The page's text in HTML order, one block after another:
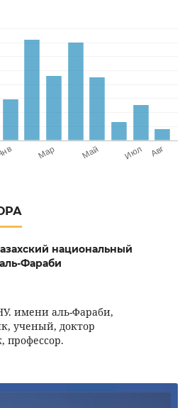
национальный
Фараби
имени аль-Фараби,
ученый, доктор
профессор.